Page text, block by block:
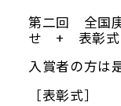
メデ
活動実績
第二回 全国
せ + 表彰式
入賞者の方は
［表彰式］